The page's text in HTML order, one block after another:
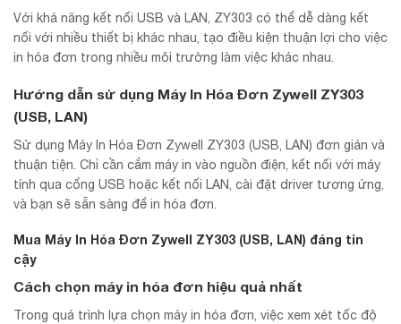
Với khả năng kết nối USB và LAN, ZY303 có thể dễ dàng kết
nối với nhiều thiết bị khác nhau, tạo điều kiện thuận lợi cho việc
in hóa đơn trong nhiều môi trường làm việc khác nhau.
Hướng dẫn sử dụng Máy In Hóa Đơn Zywell ZY303
(USB, LAN)
Sử dụng Máy In Hóa Đơn Zywell ZY303 (USB, LAN) đơn giản và
thuận tiện. Chỉ cần cắm máy in vào nguồn điện, kết nối với máy
tính qua cổng USB hoặc kết nối LAN, cài đặt driver tương ứng,
và bạn sẽ sẵn sàng để in hóa đơn.
Mua Máy In Hóa Đơn Zywell ZY303 (USB, LAN) đáng tin
cậy
Cách chọn máy in hóa đơn hiệu quả nhất
Trong quá trình lựa chọn máy in hóa đơn, việc xem xét tốc độ